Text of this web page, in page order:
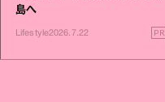
島へ
Lifestyle2026.7.22 PR